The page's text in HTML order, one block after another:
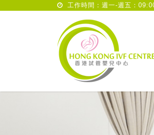
工作時間：週一-週五：